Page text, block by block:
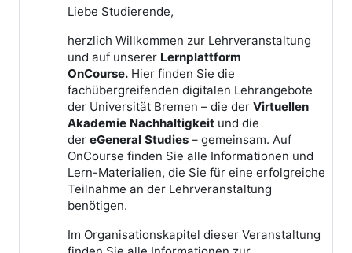
Liebe Studierende,
herzlich Willkommen zur Lehrveranstaltung
und auf unserer Lernplattform
OnCourse. Hier finden Sie die
fachübergreifenden digitalen Lehrangebote
der Universität Bremen – die der Virtuellen
Akademie Nachhaltigkeit und die
der eGeneral Studies – gemeinsam. Auf
OnCourse finden Sie alle Informationen und
Lern-Materialien, die Sie für eine erfolgreiche
Teilnahme an der Lehrveranstaltung
benötigen.
Im Organisationskapitel dieser Veranstaltung